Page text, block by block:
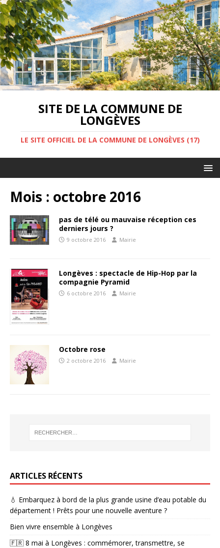
SITE DE LA COMMUNE DE
LONGÈVES
LE SITE OFFICIEL DE LA COMMUNE DE LONGÈVES (17)
Mois : octobre 2016
pas de télé ou mauvaise réception ces
derniers jours ?
9 octobre 2016 Mairie
Longèves : spectacle de Hip-Hop par la
compagnie Pyramid
6 octobre 2016 Mairie
Octobre rose
2 octobre 2016 Mairie
ARTICLES RÉCENTS
💧 Embarquez à bord de la plus grande usine d’eau potable du
département ! Prêts pour une nouvelle aventure ?
Bien vivre ensemble à Longèves
🇫🇷 8 mai à Longèves : commémorer, transmettre, se